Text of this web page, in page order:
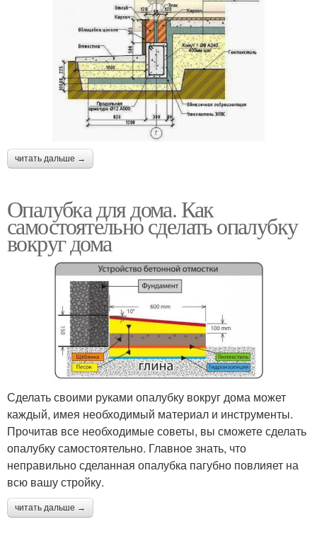
читать дальше →
Опалубка для дома. Как
самостоятельно сделать опалубку
вокруг дома
Сделать своими руками опалубку вокруг дома может
каждый, имея необходимый материал и инструменты.
Прочитав все необходимые советы, вы сможете сделать
опалубку самостоятельно. Главное знать, что
неправильно сделанная опалубка пагубно повлияет на
всю вашу стройку.
читать дальше →